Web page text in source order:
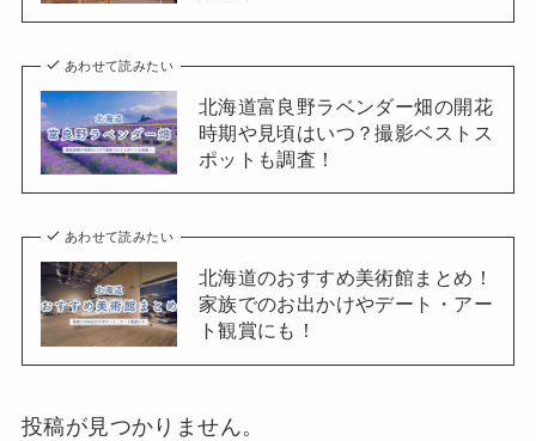
あわせて読みたい
北海道富良野ラベンダー畑の開花
時期や見頃はいつ？撮影ベストス
ポットも調査！
あわせて読みたい
北海道のおすすめ美術館まとめ！
家族でのお出かけやデート・アー
ト観賞にも！
投稿が見つかりません。